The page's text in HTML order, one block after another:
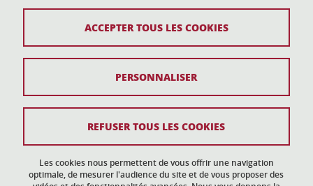
Plan du site
Données personnelles
Gestion des cookies
Les cookies nous permettent de vous offrir une navigation
optimale, de mesurer l'audience du site et de vous proposer des
ACCEPTER TOUS LES COOKIES
REFUSER TOUS LES COOKIES
PERSONNALISER